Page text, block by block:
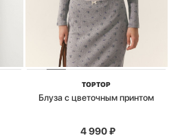
TOPTOP
Блуза с цветочным принтом
4 990₽